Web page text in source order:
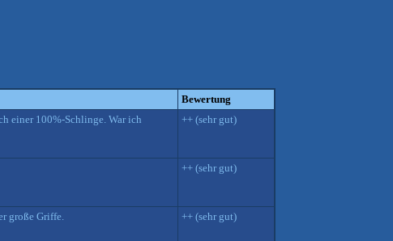
Bewertung
einer 100%-Schlinge. War ich
++ (sehr gut)
++ (sehr gut)
große Griffe. ++ (sehr gut)